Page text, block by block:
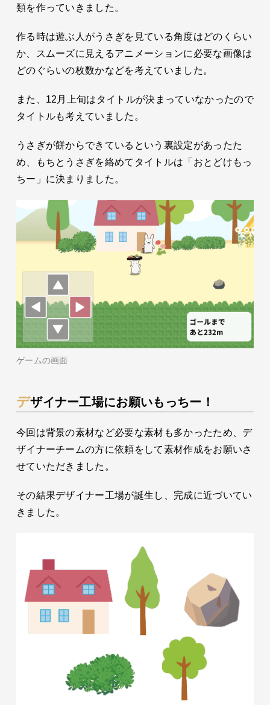
類を作っていきました。
作る時は遊ぶ人がうさぎを見ている角度はどのくらい
か、スムーズに見えるアニメーションに必要な画像は
どのぐらいの枚数かなどを考えていました。
また、12月上旬はタイトルが決まっていなかったので
タイトルも考えていました。
うさぎが餅からできているという裏設定があったた
め、もちとうさぎを絡めてタイトルは「おとどけもっ
ちー」に決まりました。
ゲームの画面
デザイナー工場にお願いもっちー！
今回は背景の素材など必要な素材も多かったため、デ
ザイナーチームの方に依頼をして素材作成をお願いさ
せていただきました。
その結果デザイナー工場が誕生し、完成に近づいてい
きました。